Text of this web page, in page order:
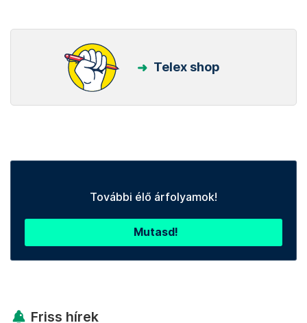
Telex shop
További élő árfolyamok!
Mutasd!
Friss hírek